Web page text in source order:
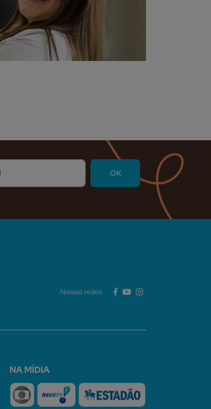
Nossas redes:
NA MÍDIA